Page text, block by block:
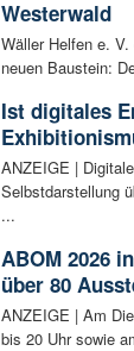
Westerwald
Wäller Helfen e.
neuen Baustein:
Ist digitales
ANZEIGE |
Selbstdarstellung
...
ABOM 2026
über 80
ANZEIGE | Am
bis 20 Uhr sowie